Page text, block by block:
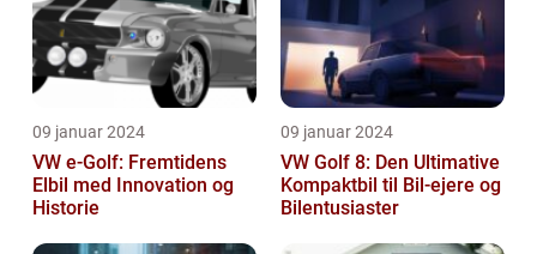
09 januar 2024
VW e-Golf: Fremtidens
Elbil med Innovation og
Historie
09 januar 2024
VW Golf 8: Den Ultimative
Kompaktbil til Bil-ejere og
Bilentusiaster